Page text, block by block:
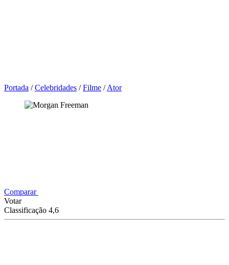
Portada /Celebridades /Filme /Ator
Comparar
Votar
Classificação 4,6